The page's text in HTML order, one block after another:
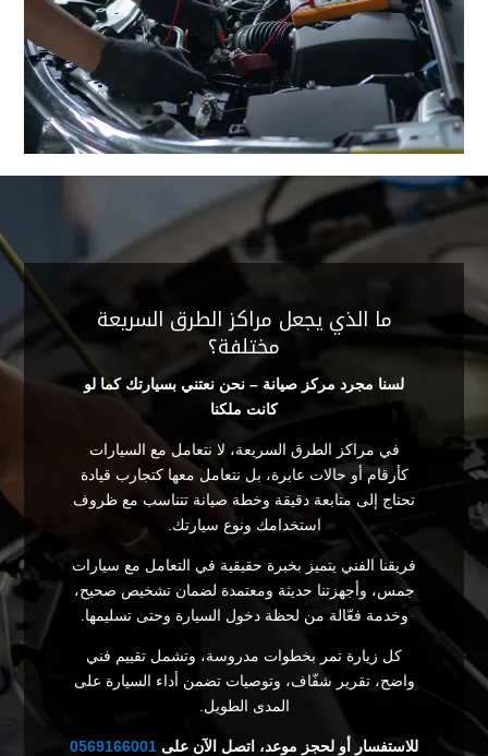
ما الذي يجعل مراكز الطرق السريعة
مختلفة؟
لسنا مجرد مركز صيانة – نحن نعتني بسيارتك كما لو
كانت ملكنا
في مراكز الطرق السريعة، لا نتعامل مع السيارات
كأرقام أو حالات عابرة، بل نتعامل معها كتجارب قيادة
تحتاج إلى متابعة دقيقة وخطة صيانة تتناسب مع ظروف
استخدامك ونوع سيارتك.
فريقنا الفني يتميز بخبرة حقيقية في التعامل مع سيارات
جمس، وأجهزتنا حديثة ومعتمدة لضمان تشخيص صحيح،
وخدمة فعّالة من لحظة دخول السيارة وحتى تسليمها.
كل زيارة تمر بخطوات مدروسة، وتشمل تقييم فني
واضح، تقرير شفّاف، وتوصيات تضمن أداء السيارة على
المدى الطويل.
للاستفسار أو لحجز موعد، اتصل الآن على 0569166001